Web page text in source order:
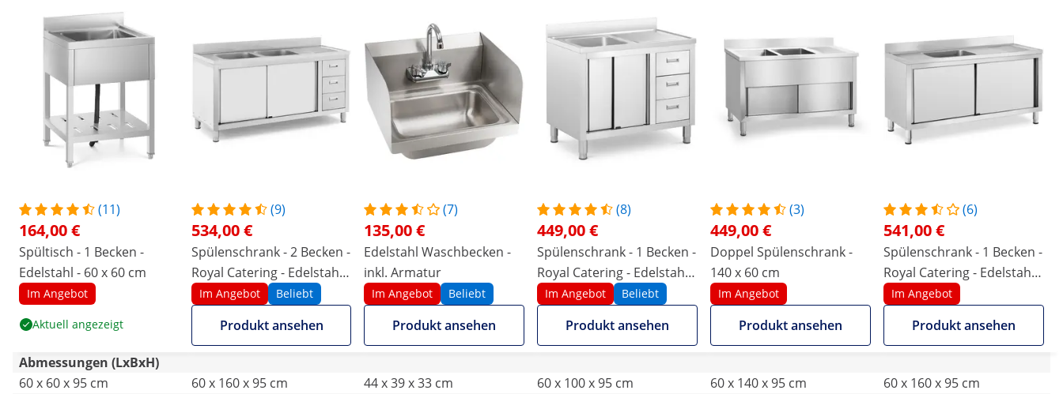
(11)
164,00 €
Spültisch - 1 Becken -
Edelstahl - 60 x 60 cm
Im Angebot
Aktuell angezeigt
(9)
534,00 €
Spülenschrank - 2 Becken -
Royal Catering - Edelstahl -
160 x 60 cm
Im Angebot Beliebt
Produkt ansehen
(7)
135,00 €
Edelstahl Waschbecken -
inkl. Armatur
Im Angebot Beliebt
Produkt ansehen
(8)
449,00 €
Spülenschrank - 1 Becken -
Royal Catering - Edelstahl -
100 x 60 cm
Im Angebot Beliebt
Produkt ansehen
(3)
449,00 €
Doppel Spülenschrank -
140 x 60 cm
Im Angebot
Produkt ansehen
(6)
541,00 €
Spülenschrank - 1 Becken -
Royal Catering - Edelstahl -
160 x 60 cm
Im Angebot
Produkt ansehen
Abmessungen (LxBxH)
60 x 60 x 95 cm
60 x 160 x 95 cm 44 x 39 x 33 cm 60 x 100 x 95 cm 60 x 140 x 95 cm
60 x 160 x 95 cm